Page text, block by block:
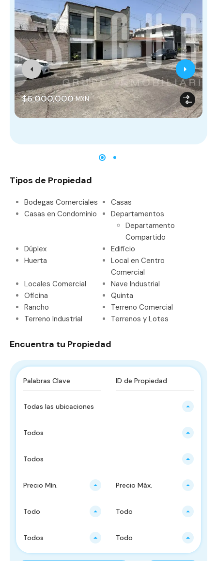
$6,000,000 MXN
Tipos de Propiedad
Bodegas Comerciales
Casas
Casas en Condominio
Departamentos
Departamento
Compartido
Dúplex
Edificio
Huerta
Local en Centro
Comercial
Locales Comercial
Nave Industrial
Oficina
Quinta
Rancho
Terreno Comercial
Terreno Industrial
Terrenos y Lotes
Encuentra tu Propiedad
Todas las ubicaciones
Todos
Todos
Precio Mín. Precio Máx.
Todo Todo
Todos Todo